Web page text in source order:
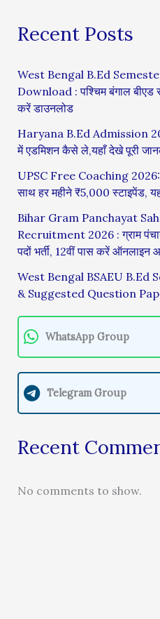
Recent Posts
West Bengal B.Ed
Download : पश्चिम बंगाल बीएड
करें डाउनलोड
Haryana B.Ed Admission
में एडमिशन कैसे ले,यहाँ देखे पूरी
UPSC Free Coaching
साथ हर महीने ₹5,000 स्टाइपेंड,
Bihar Gram Panchayat
Recruitment 2026 : ग्राम
पदों भर्ती, 12वीं पास करें ऑनलाइन
West Bengal BSAEU B.Ed
& Suggested Question
WhatsApp Group
Telegram Group
Recent
No comments to show.